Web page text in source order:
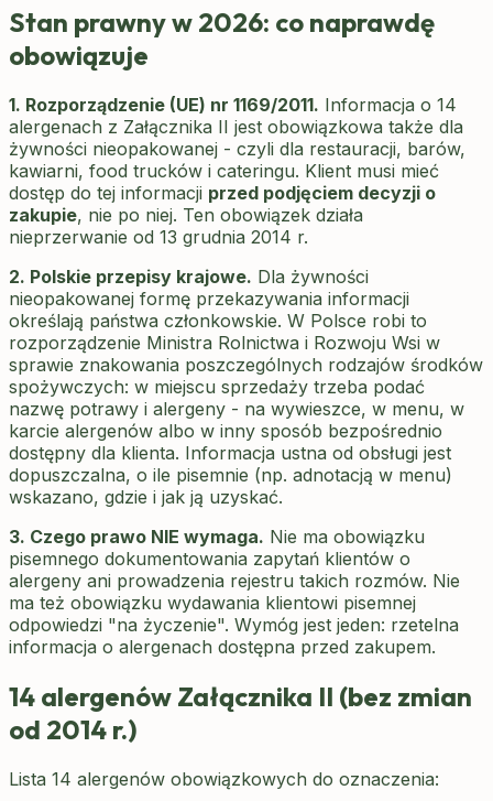
Stan prawny w 2026: co naprawdę
obowiązuje
1. Rozporządzenie (UE) nr 1169/2011. Informacja o 14
alergenach z Załącznika II jest obowiązkowa także dla
żywności nieopakowanej - czyli dla restauracji, barów,
kawiarni, food trucków i cateringu. Klient musi mieć
dostęp do tej informacji przed podjęciem decyzji o
zakupie, nie po niej. Ten obowiązek działa
nieprzerwanie od 13 grudnia 2014 r.
2. Polskie przepisy krajowe. Dla żywności
nieopakowanej formę przekazywania informacji
określają państwa członkowskie. W Polsce robi to
rozporządzenie Ministra Rolnictwa i Rozwoju Wsi w
sprawie znakowania poszczególnych rodzajów środków
spożywczych: w miejscu sprzedaży trzeba podać
nazwę potrawy i alergeny - na wywieszce, w menu, w
karcie alergenów albo w inny sposób bezpośrednio
dostępny dla klienta. Informacja ustna od obsługi jest
dopuszczalna, o ile pisemnie (np. adnotacją w menu)
wskazano, gdzie i jak ją uzyskać.
3. Czego prawo NIE wymaga. Nie ma obowiązku
pisemnego dokumentowania zapytań klientów o
alergeny ani prowadzenia rejestru takich rozmów. Nie
ma też obowiązku wydawania klientowi pisemnej
odpowiedzi "na życzenie". Wymóg jest jeden: rzetelna
informacja o alergenach dostępna przed zakupem.
14 alergenów Załącznika II (bez zmian
od 2014 r.)
Lista 14 alergenów obowiązkowych do oznaczenia: